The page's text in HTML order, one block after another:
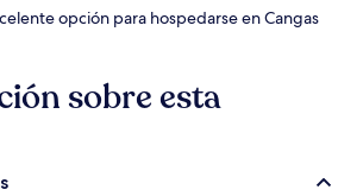
opción para hospedarse en Cangas
sobre esta